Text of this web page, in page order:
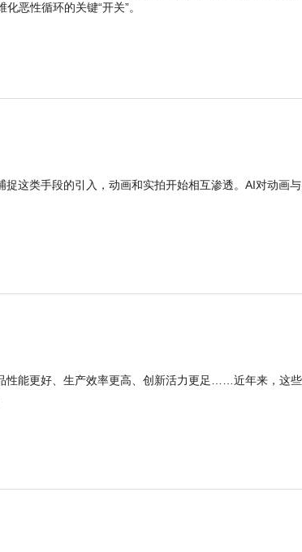
恶性循环的关键“开关”。
这类手段的引入，动画和实拍开始相互渗透。AI对动画
性能更好、生产效率更高、创新活力更足……近年来，这